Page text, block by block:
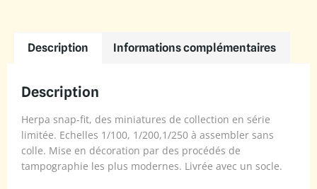
Description Informations complémentaires
Description
Herpa snap-fit, des miniatures de collection en série
limitée. Echelles 1/100, 1/200,1/250 à assembler sans
colle. Mise en décoration par des procédés de
tampographie les plus modernes. Livrée avec un socle.